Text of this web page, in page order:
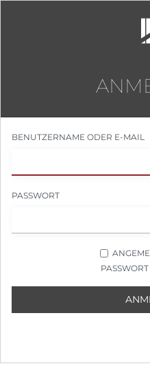
BENUTZERNAME ODER E-MAIL
PASSWORT